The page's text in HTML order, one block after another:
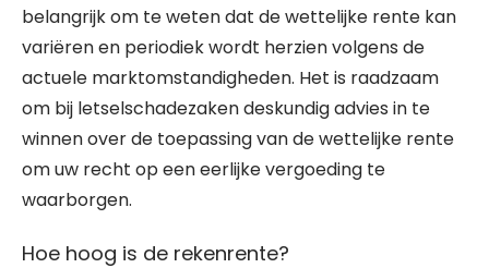
belangrijk om te weten dat de wettelijke rente kan
variëren en periodiek wordt herzien volgens de
actuele marktomstandigheden. Het is raadzaam
om bij letselschadezaken deskundig advies in te
winnen over de toepassing van de wettelijke rente
om uw recht op een eerlijke vergoeding te
waarborgen.
Hoe hoog is de rekenrente?